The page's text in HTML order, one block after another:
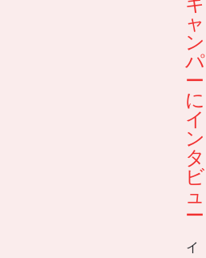
ャ
ン
パ
ー
に
イ
ン
タ
ビ
ュ
イ